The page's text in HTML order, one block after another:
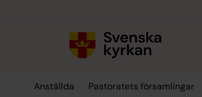
Anställda Pastoratets församlingar